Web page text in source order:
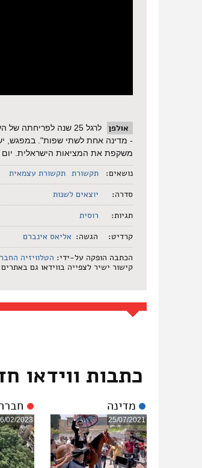
אולפן
לרגל 25 שנה
- מדינה אחת לשתי שפות". במפגש,
משקפת את המציאות הישראלית. יום
נושאים:
תקשורת תקשורת עצמאית
סדרה:
יוצאים לשנות
תגיות:
רוסית
קרדיט:
הגשה: אליאס אינברם
הכתבה הופקה על-ידי: הטלוויזיה
קישור ישיר לצפייה בווידאו גם
כתבות ווידאו
מדינה
25/07/2021
02/2023